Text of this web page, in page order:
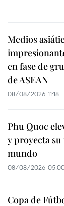
Medios
en fase de
de ASEAN
08/08/2026 11:18
Phu Quoc
y proyecta
mundo
08/08/2026 05:00
Copa de